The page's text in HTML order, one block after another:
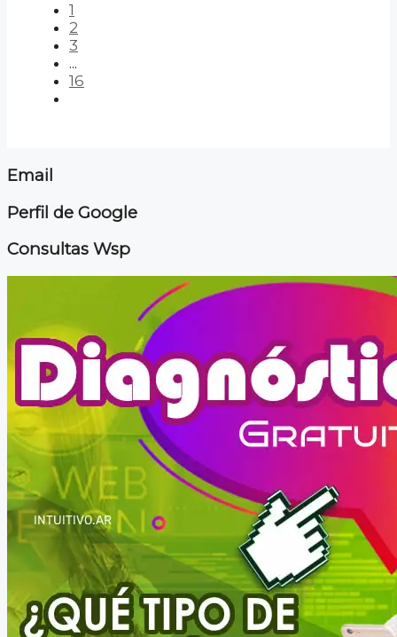
1
2
3
...
16
Email
Perfil de Google
Consultas Wsp